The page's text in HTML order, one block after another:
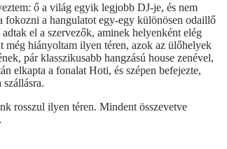
ő a világ egyik legjobb DJ-je, és nem
fokozni a hangulatot egy-egy különösen odaillő
el a szervezők, aminek helyenként elég
még hiányoltam ilyen téren, azok az ülőhelyek
pár klasszikusabb hangzású house zenével,
elkapta a fonalat Hoti, és szépen befejezte,
rosszul ilyen téren. Mindent összevetve